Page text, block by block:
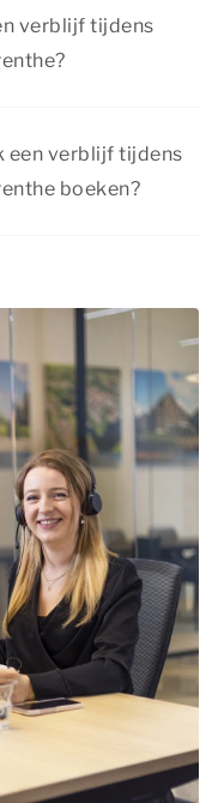
bij Summio
verblijf tijdens
een verblijf tijdens
boeken?
Kop van Drenthe